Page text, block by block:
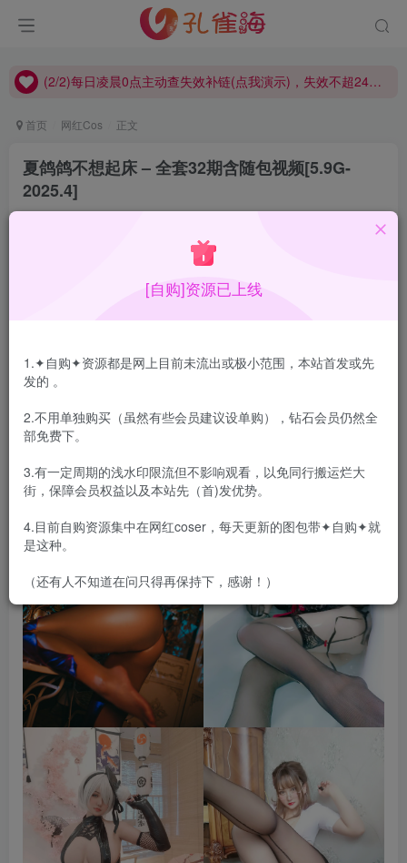
(2/2)每日凌晨0点主动查失效补链(点我演示)，失效不超24小时，
(2/2)每日凌晨0点主动查失效补链(点我演示)，失效不超24小时，
首页 网红Cos 正文
夏鸽鸽不想起床 – 全套32期含随包视频[5.9G-
2025.4]
关注
夏鸽鸽不想起床，好久没更新，从妹子作品质量看不像是随
还不错
合集目录在预览图下面
[自购]资源已上线
1.✦自购✦资源都是网上目前未流出或极小范围，本站首发或先
发的 。
2.不用单独购买（虽然有些会员建议设单购），钻石会员仍然全
部免费下。
3.有一定周期的浅水印限流但不影响观看，以免同行搬运烂大
街，保障会员权益以及本站先（首)发优势。
4.目前自购资源集中在网红coser，每天更新的图包带✦自购✦就
是这种。
（还有人不知道在问只得再保持下，感谢！）